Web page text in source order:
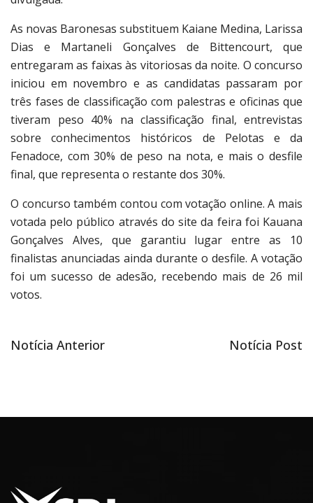
As novas Baronesas substituem Kaiane Medina, Larissa
Dias e Martaneli Gonçalves de Bittencourt, que
entregaram as faixas às vitoriosas da noite. O concurso
iniciou em novembro e as candidatas passaram por
três fases de classificação com palestras e oficinas que
tiveram peso 40% na classificação final, entrevistas
sobre conhecimentos históricos de Pelotas e da
Fenadoce, com 30% de peso na nota, e mais o desfile
final, que representa o restante dos 30%.
O concurso também contou com votação online. A mais
votada pelo público através do site da feira foi Kauana
Gonçalves Alves, que garantiu lugar entre as 10
finalistas anunciadas ainda durante o desfile. A votação
foi um sucesso de adesão, recebendo mais de 26 mil
votos.
Navegação
Post
Notícia
Notícia Anterior
Próxima
Notícia Post